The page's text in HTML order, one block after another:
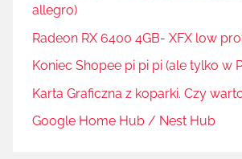
allegro)
Radeon RX 6400 4GB- XFX low
Koniec Shopee pi pi pi (ale tylko w
Karta Graficzna z koparki. Czy
Google Home Hub / Nest Hub